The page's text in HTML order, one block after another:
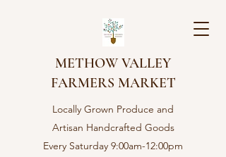
METHOW VALLEY
FARMERS MARKET
Locally Grown Produce and
Artisan Handcrafted Goods
Every Saturday 9:00am-12:00pm